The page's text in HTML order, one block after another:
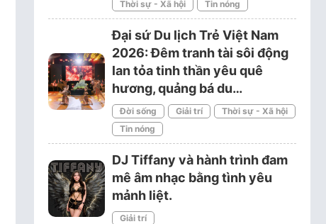
Thời sự - Xã hội Tin nóng
Đại sứ Du lịch Trẻ Việt Nam
2026: Đêm tranh tài sôi động
lan tỏa tinh thần yêu quê
hương, quảng bá du…
Đời sống Giải trí
Thời sự - Xã hội
Tin nóng
DJ Tiffany và hành trình đam
mê âm nhạc bằng tình yêu
mảnh liệt.
Giải trí